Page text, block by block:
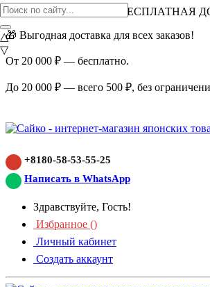
ВНИМАНИЕ АКЦИЯ!
БЕСПЛАТНАЯ
🎁 Выгодная доставка для всех заказов!
От 20 000 ₽ — бесплатно.
До 20 000 ₽ — всего 500 ₽, без
+8180-58-53-55-25
Написать в WhatsApp
Здравствуйте, Гость!
Избранное ()
Личный кабинет
Создать аккаунт
△
▽